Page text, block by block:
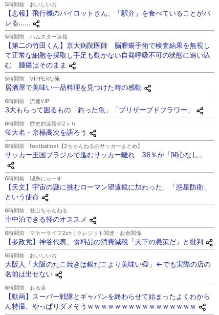
5時間前 おいしいお
【悲報】飛行機のパイロットさん、「駅弁」を食べていることがバ
レる……
5時間前 ハムスター速報
【第二の竹田くん】京大病院医師 脳腫瘍手術で検査結果を無視し
て正常な細胞を採取し手足も動かない自発呼吸不可の状態に追い込
む 腫瘍はそのまま
5時間前 VIPPERな俺
居酒屋で美味い一品料理を見つけた時の感動
6時間前 流速VIP
3大もらって困るもの「釣った魚」「プリザーブドフラワー」
6時間前 歴史的速報＠2ｃｈ
蛍大名・京極高次を語ろう
6時間前 footballnet【2ちゃんねるのサッカーまとめ】
サッカー王国ブラジルで進むサッカー離れ 36％が「関心なし」
6時間前 理系にゅーす
【天文】宇宙の謎に挑むローマン望遠鏡に加わった、「惑星防衛」
という使命
6時間前 登山ちゃんねる
車中泊できる軽のオススメ
6時間前 マネーライフ2ch | クレジット関連・お金関係
【参政党】神谷代表、食料品の消費減税「天下の愚策だ」と批判
6時間前 おいしいお
大阪人「大阪のたこ焼きは銀だこより美味い😋」←でも実際の店の
名前は出せない
6時間前 おる速
【動画】スーパー戦隊とギャバンを終わらせて始まったよくわから
ん特撮、やっぱりダメそうｗｗｗｗｗｗｗｗｗｗｗｗｗｗｗｗ